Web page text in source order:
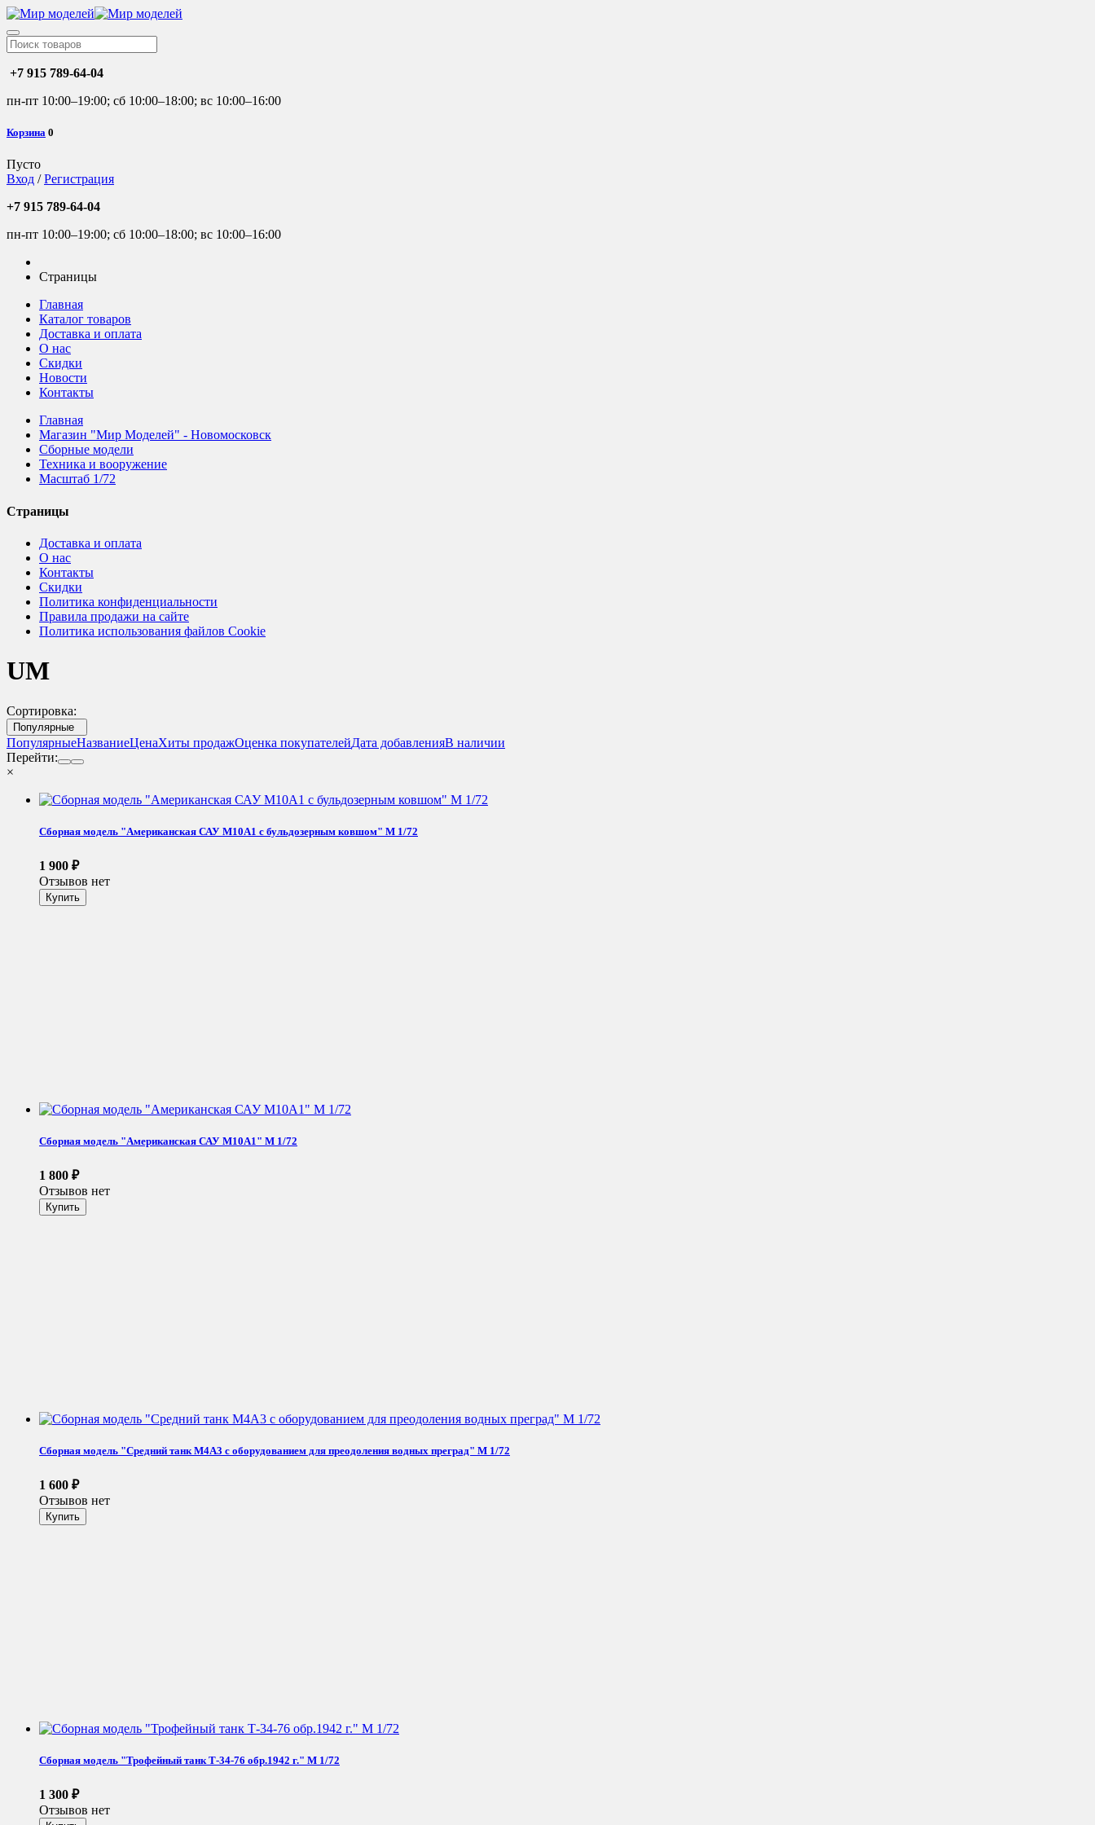
+7 915 789-64-04
пн-пт 10:00–19:00; сб 10:00–18:00; вс 10:00–16:00
Корзина 0
Пусто
Вход /Регистрация
+7 915 789-64-04
пн-пт 10:00–19:00; сб 10:00–18:00; вс 10:00–16:00
Страницы
Главная
Каталог товаров
Доставка и оплата
О нас
Скидки
Новости
Контакты
Главная
Магазин "Мир Моделей" - Новомосковск
Сборные модели
Техника и вооружение
Масштаб 1/72
Страницы
Доставка и оплата
О нас
Контакты
Скидки
Политика конфиденциальности
Правила продажи на сайте
Политика использования файлов Cookie
UM
Сортировка:
Популярные
ПопулярныеНазваниеЦенаХиты продажОценка покупателейДата добавленияВ наличии
Перейти:
×
Сборная модель "Американская САУ M10A1 с бульдозерным ковшом" М 1/72
1 900 ₽
Отзывов нет
Сборная модель "Американская САУ M10A1" М 1/72
1 800 ₽
Отзывов нет
Сборная модель "Средний танк M4A3 с оборудованием для преодоления водных преград" М 1/72
1 600 ₽
Отзывов нет
Сборная модель "Трофейный танк Т-34-76 обр.1942 г." М 1/72
1 300 ₽
Отзывов нет